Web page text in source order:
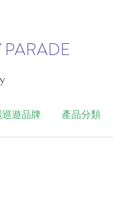
PARADE
遊品牌 產品分類